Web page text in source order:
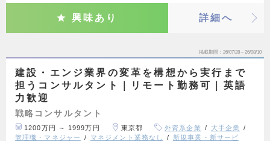
興味あり 詳細へ
掲載期間 26/07/28～26/08/10
建設・エンジ業界の変革を構想から実行まで
担うコンサルタント｜リモート勤務可｜英語
力歓迎
戦略コンサルタント
1200万円 ～ 1999万円 東京都 外資系企業
大手企業
管理職・マネジャー
マネジメント業務なし
新規事業・新サービ